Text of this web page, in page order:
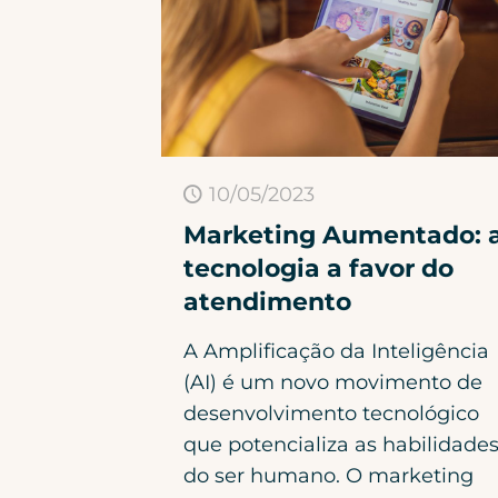
10/05/2023
Marketing Aumentado:
tecnologia a favor do
atendimento
A Amplificação da Inteligência
(AI) é um novo movimento de
desenvolvimento tecnológico
que potencializa as habilidades
do ser humano. O marketing